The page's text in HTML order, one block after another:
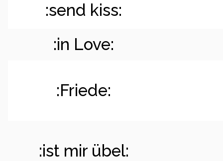
:send kiss:
:in Love:
:Friede:
:ist mir übel: